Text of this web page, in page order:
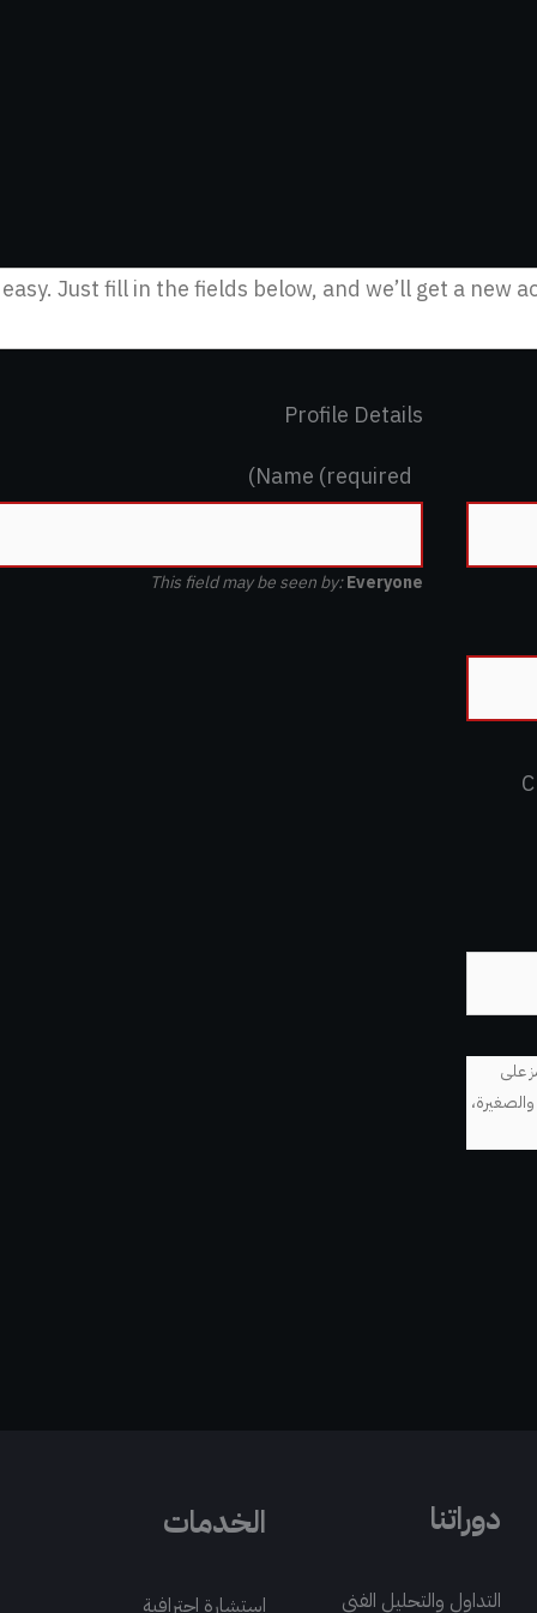
Just fill in the fields below, and we’ll get a new
كلمة المرور من 12 رمز على
Profile Details
Name (required)
This field may be seen by:Everyone
دوراتنا
التداول والتحليل الفني
الخدمات
استشارة احترافية